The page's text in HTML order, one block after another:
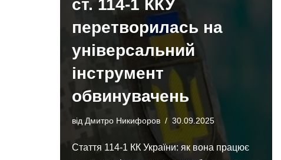
ст. 114-1 ККУ
перетворилась на
універсальний
інструмент
обвинувачень
від Дмитро Никифоров 30.09.2025
Стаття 114-1 КК України: як вона працює